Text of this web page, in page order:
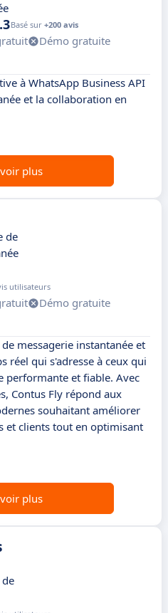
Basé sur +200 avis
Démo gratuite
à WhatsApp Business API
et la collaboration en
plus
de
utilisateurs
Démo gratuite
messagerie instantanée et
réel qui s'adresse à ceux qui
performante et fiable. Avec
Contus Fly répond aux
souhaitant améliorer
et clients tout en optimisant
plus